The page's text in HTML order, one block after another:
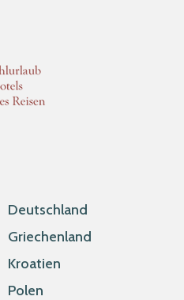
Deutschland
Griechenland
Kroatien
Polen